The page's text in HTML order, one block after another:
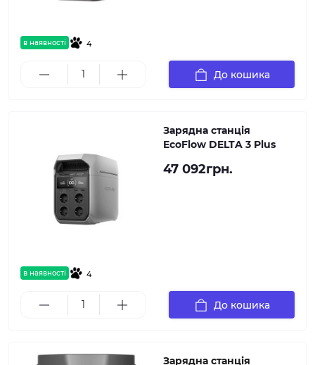
в наявності 4
До кошика
в наявності 4
Зарядна станція
EcoFlow DELTA 3 Plus
47 092грн.
До кошика
Зарядна станція